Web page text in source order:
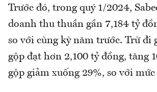
Trước đó, trong quý 1/2024,
doanh thu thuần gần 7,184 tỷ
so với cùng kỳ năm trước. Trừ đi
gộp đạt hơn 2,100 tỷ đồng, tăng
gộp giảm xuống 29%, so với mức